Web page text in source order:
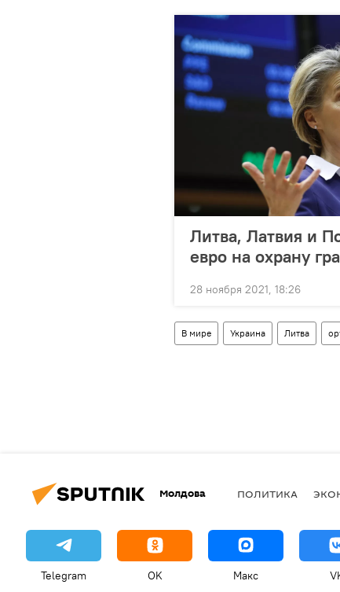
Литва, Латвия и
евро на охрану
28 ноября 2021, 18:26
В мире Украина Литва
Молдова ПОЛИТИКА
Telegram OK Макс